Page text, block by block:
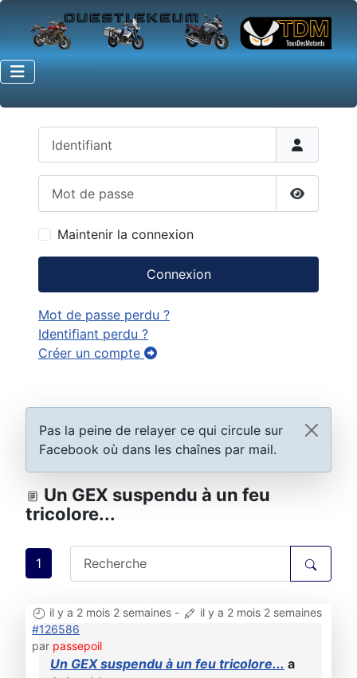
Afficher
Maintenir la connexion
Connexion
Mot de passe perdu ?
Identifiant perdu ?
Créer un compte
Pas la peine de relayer ce qui circule sur
Facebook où dans les chaînes par mail.
Un GEX suspendu à un feu
tricolore...
1
il y a 2 mois 2 semaines -
il y a 2 mois 2 semaines
#126586
par passepoil
Un GEX suspendu à un feu tricolore... a